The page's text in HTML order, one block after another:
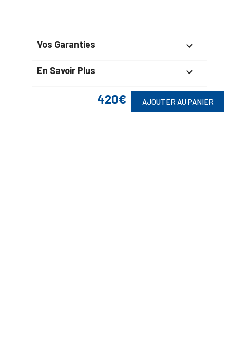
420€ AJOUTER AU PANIER
Vos Garanties 
En Savoir Plus 
Retrouvez Aussi 